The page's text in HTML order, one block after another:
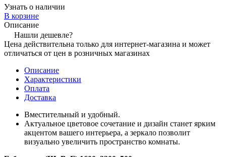
Узнать о наличии
В корзине
Описание
Нашли дешевле?
Цена действительна только для интернет-магазина и может
отличаться от цен в розничных магазинах
Описание
Характеристики
Оплата
Доставка
Вместительный и удобный.
Актуальное цветовое сочетание и дизайн станет ярким
акцентом вашего интерьера, а зеркало позволит
визуально увеличить пространство комнаты.